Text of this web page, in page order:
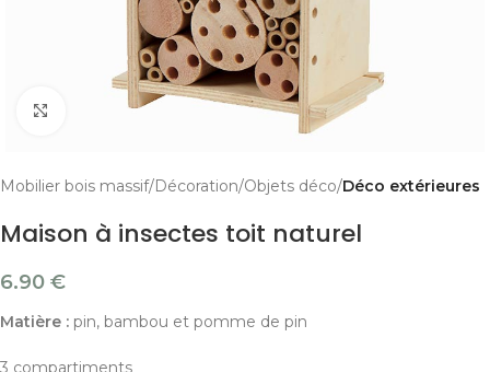
Cliquer pour agrandir
Mobilier bois massif Décoration Objets déco Déco extérieures
Maison à insectes toit naturel
6.90 €
Matière : pin, bambou et pomme de pin
3 compartiments